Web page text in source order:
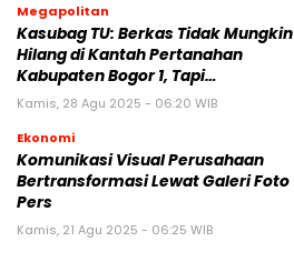
Megapolitan
Kasubag TU: Berkas Tidak Mungkin
Hilang di Kantah Pertanahan
Kabupaten Bogor 1, Tapi…
Kamis, 28 Agu 2025 - 06:20 WIB
Ekonomi
Komunikasi Visual Perusahaan
Bertransformasi Lewat Galeri Foto
Pers
Kamis, 21 Agu 2025 - 06:25 WIB